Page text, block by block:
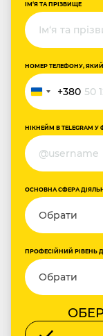
ІМ‘Я ТА ПРІЗВИЩЕ
НОМЕР ТЕЛЕФОНУ, ЯКИЙ
Україна
+380
+380
НІКНЕЙМ В TELEGRAM У
ОСНОВНА СФЕРА
ПРОФЕСІЙНИЙ РІВЕНЬ